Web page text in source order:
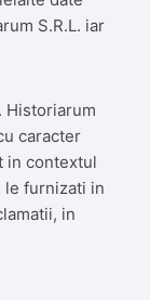
S.R.L. iar
Historiarum
caracter
in contextul
le furnizati in
in